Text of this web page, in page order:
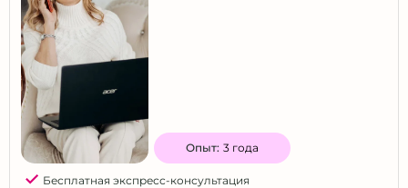
Опыт: 3 года
Бесплатная экспресс-консультация